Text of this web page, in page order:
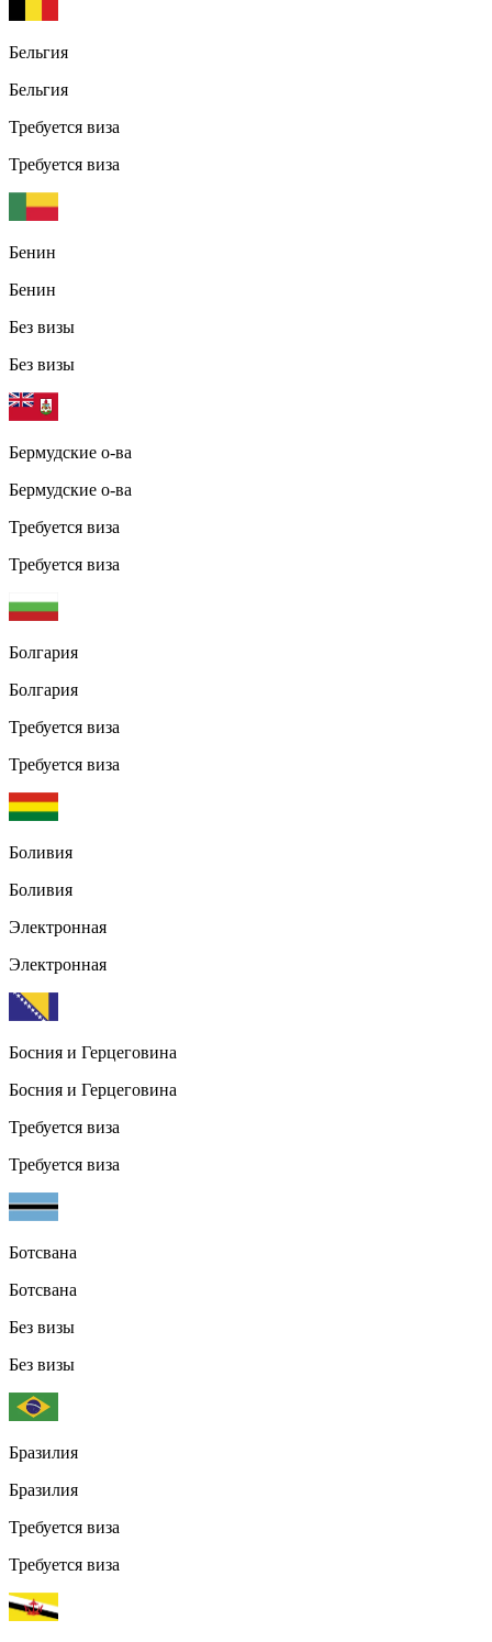
Бельгия
Бельгия
Требуется виза
Требуется виза
Бенин
Бенин
Без визы
Без визы
Бермудские о-ва
Бермудские о-ва
Требуется виза
Требуется виза
Болгария
Болгария
Требуется виза
Требуется виза
Боливия
Боливия
Электронная
Электронная
Босния и Герцеговина
Босния и Герцеговина
Требуется виза
Требуется виза
Ботсвана
Ботсвана
Без визы
Без визы
Бразилия
Бразилия
Требуется виза
Требуется виза